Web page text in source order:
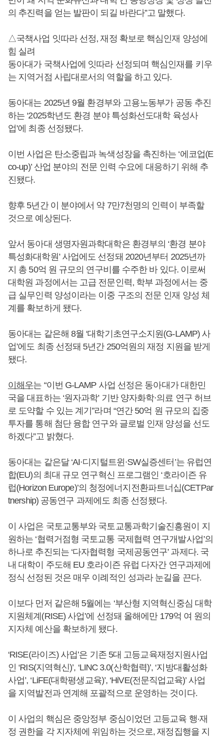
의 추진력을 얻는 발판이 되길 바란다”고 말했다.
△국책사업 잇따라 선정, 재정 확보로 핵심인재 양성에
힘 실려
동아대가 국책사업에 잇따라 선정되며 핵심인재를 키우
는 지역거점 사립대로서의 역할을 하고 있다.
동아대는 2025년 9월 환경부와 고용노동부가 공동 추진
하는 ‘2025학년도 환경 분야 특성화선도대학 육성사
업’에 최종 선정됐다.
이번 사업은 탄소중립과 녹색성장을 촉진하는 ‘에코업(E
co-up)’ 산업 분야의 전문 인력 수요에 대응하기 위해 추
진됐다.
향후 5년간 이 분야에서 약 7만7천명의 인력이 부족할
것으로 예상된다.
앞서 동아대 생명자원과학대학은 환경부의 ‘환경 분야
특성화대학원’ 사업에도 선정돼 2020년부터 2025년까
지 총 50억 원 규모의 연구비를 수주한 바 있다. 이로써
대학원 과정에서는 고급 전문인력, 학부 과정에서는 중
급 실무인력 양성이라는 이중 구조의 전문 인재 양성 체
계를 확보하게 됐다.
동아대는 같은해 8월 ‘대학기초연구소지원(G-LAMP) 사
업’에도 최종 선정돼 5년간 250억원의 재정 지원을 받게
됐다.
이해우는 “이번 G-LAMP 사업 선정은 동아대가 대한민
국을 대표하는 ‘원자과학’ 기반 양자화학·의료 연구 허브
로 도약할 수 있는 계기”라며 “연간 50억 원 규모의 집중
투자를 통해 첨단 융합 연구와 글로벌 인재 양성을 선도
하겠다”고 밝혔다.
동아대는 같은달 ‘AI·디지털트윈·SW실증센터’는 유럽연
합(EU)의 최대 규모 연구혁신 프로그램인 ‘호라이즌 유
럽(Horizon Europe)’의 청정에너지전환파트너십(CETPar
tnership) 공동연구 과제에도 최종 선정됐다.
이 사업은 국토교통부와 국토교통과학기술진흥원이 지
원하는 ‘협력거점형 국토교통 국제협력 연구개발사업’의
하나로 추진되는 ‘다자협력형 국제공동연구’ 과제다. 국
내 대학이 주도해 EU 호라이즌 유럽 다자간 연구과제에
정식 선정된 것은 매우 이례적인 성과라 눈길을 끈다.
이보다 먼저 같은해 5월에는 ‘부산형 지역혁신중심 대학
지원체계(RISE) 사업’에 선정돼 올해에만 179억 여 원의
지자체 예산을 확보하게 됐다.
‘RISE(라이즈) 사업’은 기존 5대 고등교육재정지원사업
인 ‘RIS(지역혁신)’, ‘LINC 3.0(산학협력)’, ‘지방대활성화
사업’, ‘LiFE(대학평생교육)’, ‘HiVE(전문직업교육)’ 사업
을 지역발전과 연계해 포괄적으로 운영하는 것이다.
이 사업의 핵심은 중앙정부 중심이었던 고등교육 행·재
정 권한을 각 지자체에 위임하는 것으로, 재정집행을 지